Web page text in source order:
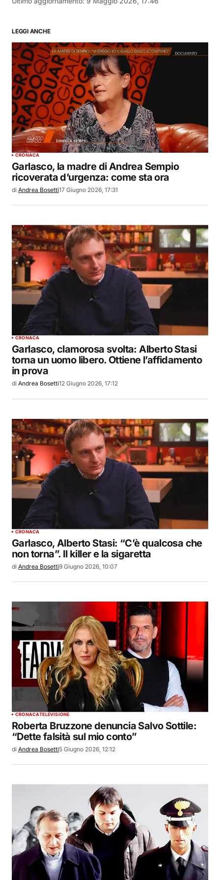
LEGGI ANCHE
CRONACA
Garlasco, la madre di Andrea Sempio
ricoverata d’urgenza: come sta ora
di Andrea Bosetti17 Giugno 2026, 17:31
CRONACA
Garlasco, clamorosa svolta: Alberto Stasi
torna un uomo libero. Ottiene l’affidamento
in prova
di Andrea Bosetti12 Giugno 2026, 17:12
CRONACA
Garlasco, Alberto Stasi: “C’è qualcosa che
non torna”. Il killer e la sigaretta
di Andrea Bosetti9 Giugno 2026, 10:07
CRONACATELEVISIONE
Roberta Bruzzone denuncia Salvo Sottile:
“Dette falsità sul mio conto”
di Andrea Bosetti5 Giugno 2026, 12:12